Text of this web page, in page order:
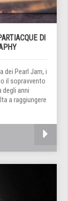
DI
dei Pearl Jam, i
il sopravvento
degli anni
a raggiungere